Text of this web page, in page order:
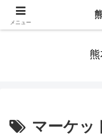
みんなまだ気づかずすごし
マーケッ
メニュー